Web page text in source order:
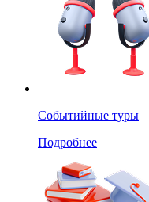
Событийные туры
Подробнее